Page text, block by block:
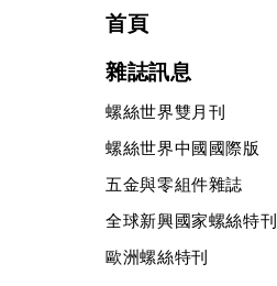
首頁
雜誌訊息
螺絲世界雙月刊
螺絲世界中國國際版
五金與零組件雜誌
全球新興國家螺絲特刊
歐洲螺絲特刊